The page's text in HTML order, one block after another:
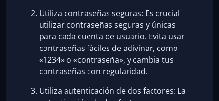
Utiliza contraseñas seguras: Es crucial
utilizar contraseñas seguras y únicas
para cada cuenta de usuario. Evita usar
contraseñas fáciles de adivinar, como
«1234» o «contraseña», y cambia tus
contraseñas con regularidad.
Utiliza autenticación de dos factores: La